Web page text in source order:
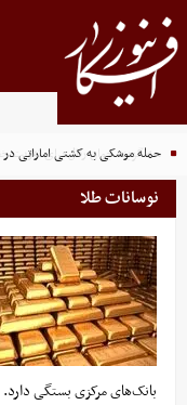
سه گزینه جوان رئال برای تقویت
حمله موشکی به کشتی اماراتی در
نوسانات طلا
بانک‌های مرکزی بستگی دارد.